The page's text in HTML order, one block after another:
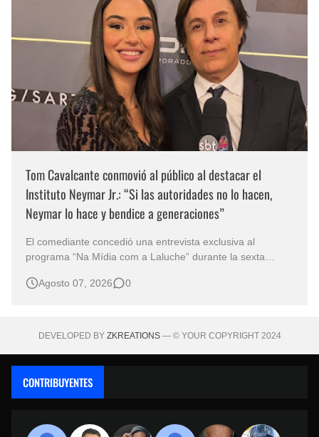
Tom Cavalcante conmovió al público al destacar el
Instituto Neymar Jr.: “Si las autoridades no lo hacen,
Neymar lo hace y bendice a generaciones”
El comediante concedió una entrevista exclusiva al
programa “Na Mídia com a Laluche” durante la sexta
eventos benéficos más importantes de Brasil. En medio del
Agosto 07, 2026 0
DEVELOPED BY ZKREATIONS— © YOUR COPYRIGHT 2024
CONTRIBUYENTES